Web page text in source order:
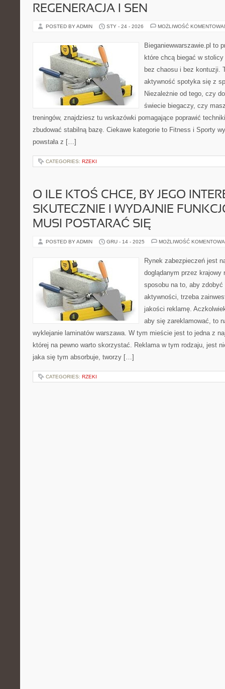
REGENERACJA I SEN
POSTED BY ADMIN STY - 24 - 2026 MOŻLIWOŚĆ
Bieganiewwarszawie.pl to
które chcą biegać w
bez chaosu i bez kontuzji.
aktywność spotyka się z
Niezależnie od tego, czy
świecie biegaczy, czy
treningów, znajdziesz tu wskazówki pomagające poprawić
zbudować stabilną bazę. Ciekawe kategorie to Fitness i Sporty
powstała z […]
CATEGORIES: RZEKI
O ILE KTOŚ CHCE, BY JEGO
SKUTECZNIE I WYDAJNIE
MUSI POSTARAĆ SIĘ
POSTED BY ADMIN GRU - 14 - 2025 MOŻLIWOŚĆ
Rynek zabezpieczeń jest
doglądanym przez
sposobu na to, aby
aktywności, trzeba
jakości reklamę.
aby się zareklamować, to
wyklejanie laminatów warszawa. W tym mieście jest to jedna z
której na pewno warto skorzystać. Reklama w tym rodzaju, jest
jaka się tym absorbuje, tworzy […]
CATEGORIES: RZEKI